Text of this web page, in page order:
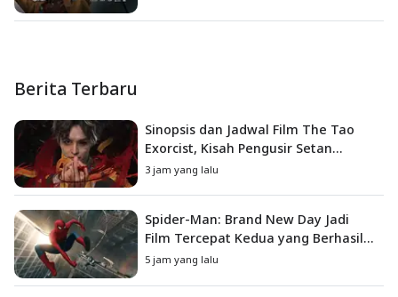
Berita Terbaru
Sinopsis dan Jadwal Film The Tao
Exorcist, Kisah Pengusir Setan
Melawan Kutukan Mematikan
3 jam yang lalu
Spider-Man: Brand New Day Jadi
Film Tercepat Kedua yang Berhasil
Tembus US$1 Miliar
5 jam yang lalu